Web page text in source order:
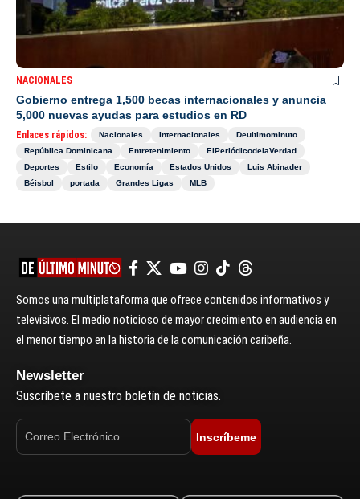
NACIONALES
Gobierno entrega 1,500 becas internacionales y anuncia
5,000 nuevas ayudas para estudios en RD
Enlaces rápidos: Nacionales Internacionales
Deultimominuto
República Dominicana
Entretenimiento
ElPeriódicodelaVerdad
Deportes
Estilo Economía Estados Unidos
Luis Abinader
Béisbol
portada Grandes Ligas MLB
Somos una multiplataforma que ofrece contenidos informativos y
televisivos. El medio noticioso de mayor crecimiento en audiencia en
el menor tiempo en la historia de la comunicación caribeña.
Newsletter
Suscríbete a nuestro boletín de noticias.
Inscríbeme